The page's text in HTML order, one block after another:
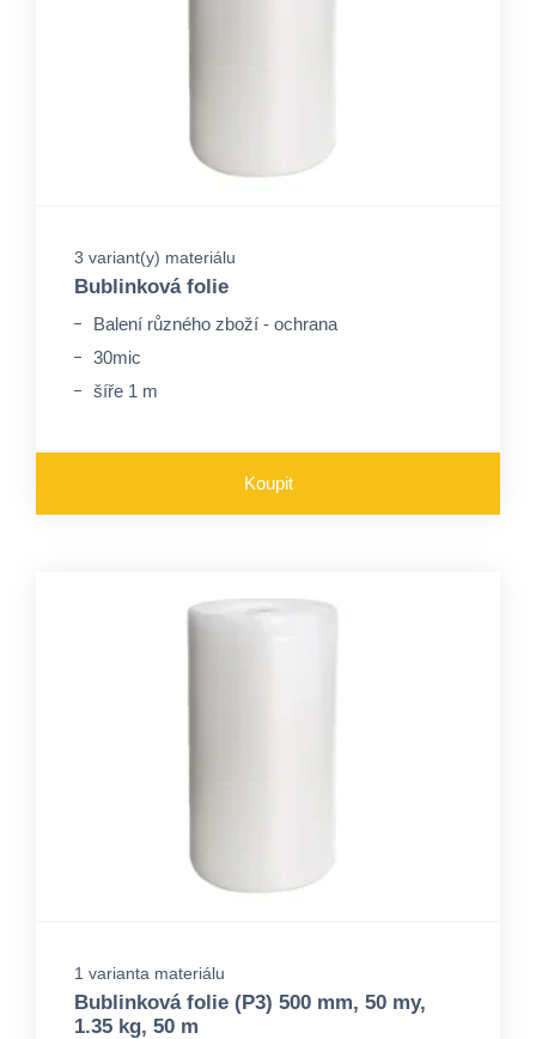
3 variant(y) materiálu
Bublinková folie
Balení různého zboží - ochrana
30mic
šíře 1 m
Koupit
1 varianta materiálu
Bublinková folie (P3) 500 mm, 50 my,
1.35 kg, 50 m